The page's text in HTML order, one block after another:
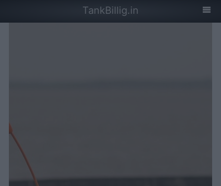
TankBillig.in